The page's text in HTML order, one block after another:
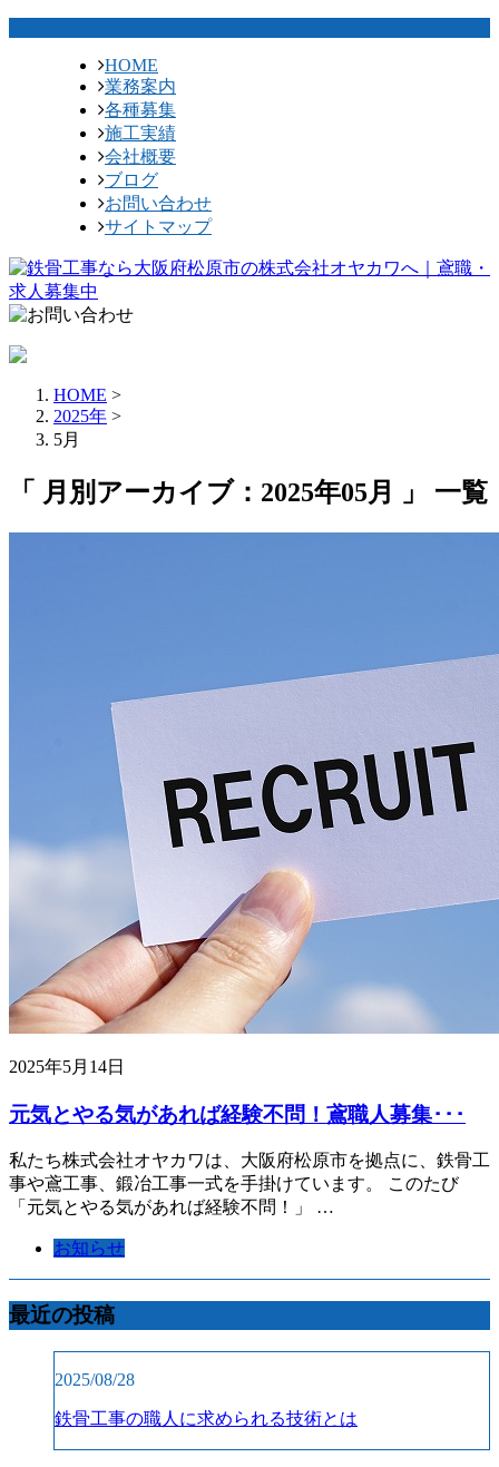
HOME
業務案内
各種募集
施工実績
会社概要
ブログ
お問い合わせ
サイトマップ
HOME >
2025年 >
5月
「 月別アーカイブ：2025年05月 」 一覧
2025年5月14日
元気とやる気があれば経験不問！鳶職人募集･･･
私たち株式会社オヤカワは、大阪府松原市を拠点に、鉄骨工
事や鳶工事、鍛冶工事一式を手掛けています。 このたび
「元気とやる気があれば経験不問！」 …
お知らせ
最近の投稿
2025/08/28
鉄骨工事の職人に求められる技術とは